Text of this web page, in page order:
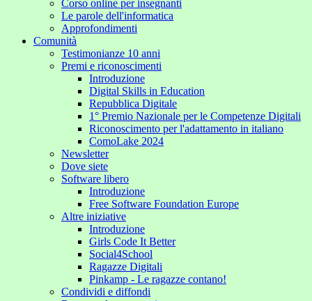
Corso online per insegnanti
Le parole dell'informatica
Approfondimenti
Comunità
Testimonianze 10 anni
Premi e riconoscimenti
Introduzione
Digital Skills in Education
Repubblica Digitale
1° Premio Nazionale per le Competenze Digitali
Riconoscimento per l'adattamento in italiano
ComoLake 2024
Newsletter
Dove siete
Software libero
Introduzione
Free Software Foundation Europe
Altre iniziative
Introduzione
Girls Code It Better
Social4School
Ragazze Digitali
Pinkamp - Le ragazze contano!
Condividi e diffondi